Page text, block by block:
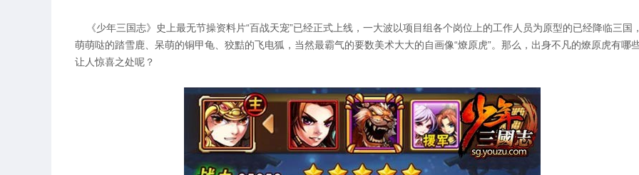
《少年三国志》史上最无节操资料片“百战天宠”已经正式上线，一大波以项目组各个岗位上的工作人员为原型的已经降临三国
萌萌哒的踏雪鹿、呆萌的铜甲龟、狡黠的飞电狐，当然最霸气的要数美术大大的自画像“燎原虎”。那么，出身不凡的燎原虎有哪
让人惊喜之处呢？